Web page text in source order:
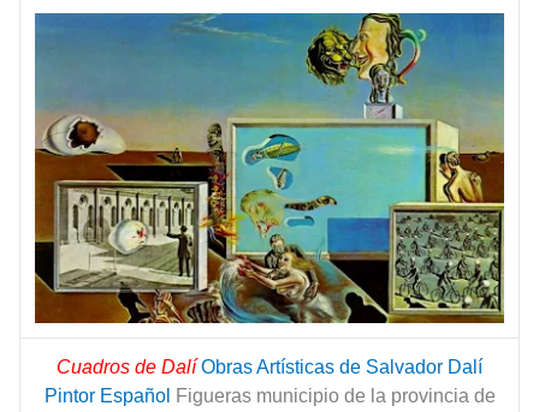
Cuadros de DalíObras Artísticas de Salvador Dalí
Pintor Español
Figueras municipio de la provincia de